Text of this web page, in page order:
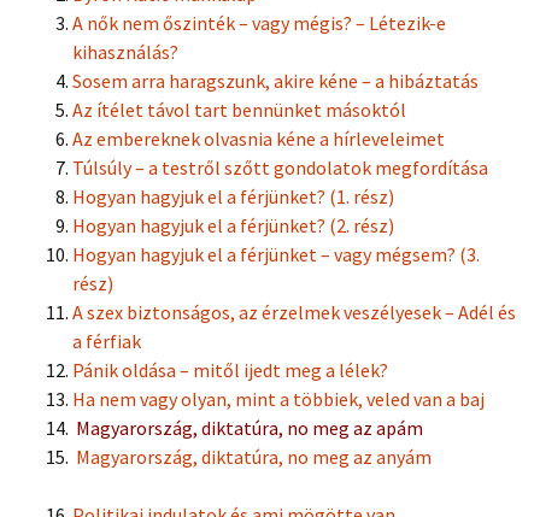
A nők nem őszinték – vagy mégis? – Létezik-e
kihasználás?
Sosem arra haragszunk, akire kéne – a hibáztatás
Az ítélet távol tart bennünket másoktól
Az embereknek olvasnia kéne a hírleveleimet
Túlsúly – a testről szőtt gondolatok megfordítása
Hogyan hagyjuk el a férjünket? (1. rész)
Hogyan hagyjuk el a férjünket? (2. rész)
Hogyan hagyjuk el a férjünket – vagy mégsem? (3.
rész)
A szex biztonságos, az érzelmek veszélyesek – Adél és
a férfiak
Pánik oldása – mitől ijedt meg a lélek?
Ha nem vagy olyan, mint a többiek, veled van a baj
Magyarország, diktatúra, no meg az apám
Magyarország, diktatúra, no meg az anyám